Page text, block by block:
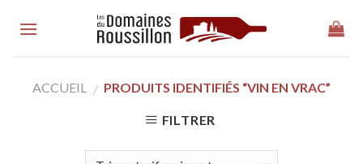
ACCUEIL / PRODUITS IDENTIFIÉS “VIN EN VRAC”
FILTRER